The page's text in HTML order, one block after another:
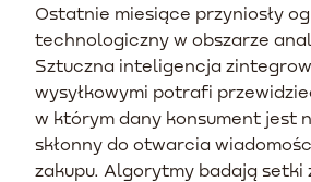
Ostatnie miesiące przyniosły
technologiczny w obszarze
Sztuczna inteligencja
wysyłkowymi potrafi
w którym dany konsument jest
skłonny do otwarcia
zakupu. Algorytmy badają setki